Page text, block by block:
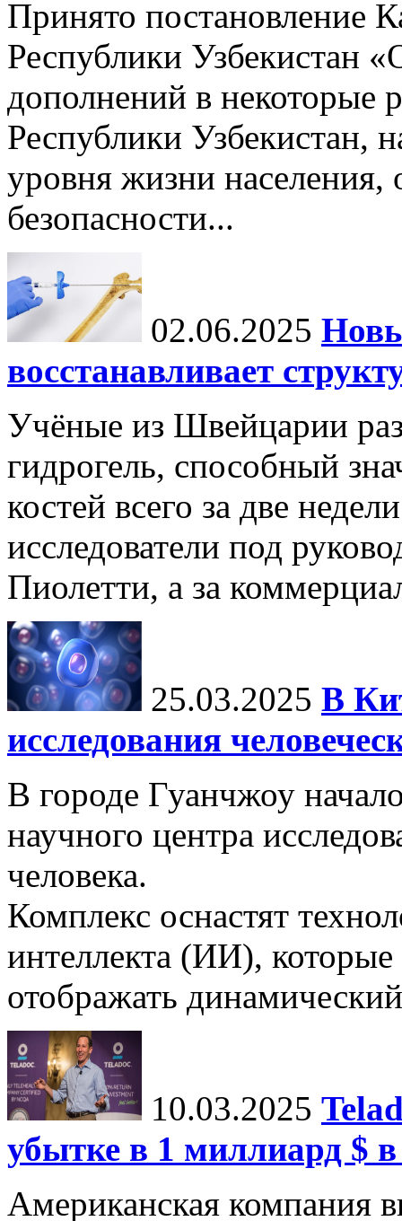
Принято постановление
Республики Узбекистан
дополнений в некоторые
Республики Узбекистан,
уровня жизни населения,
безопасности...
02.06.2025
восстанавливает
Учёные из Швейцарии
гидрогель, способный
костей всего за две
исследователи под
Пиолетти, а за
25.03.2025 В
исследования
В городе Гуанчжоу
научного центра
человека.
Комплекс оснастят
интеллекта (ИИ),
отображать
10.03.2025
убытке в 1 миллиард $ в
Американская компания